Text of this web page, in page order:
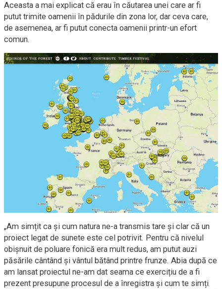
Aceasta a mai explicat că erau în căutarea unei care ar fi
putut trimite oamenii în pădurile din zona lor, dar ceva care,
de asemenea, ar fi putut conecta oamenii printr-un efort
comun.
„Am simțit ca și cum natura ne-a transmis tare și clar că un
proiect legat de sunete este cel potrivit. Pentru că nivelul
obișnuit de poluare fonică era mult redus, am putut auzi
păsările cântând și vântul bătând printre frunze. Abia după ce
am lansat proiectul ne-am dat seama ce exercițiu de a fi
prezent presupune procesul de a înregistra și cum te simți